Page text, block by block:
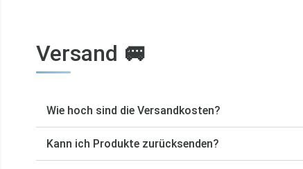
Versand 🚐
Wie hoch sind die Versandkosten?
Kann ich Produkte zurücksenden?